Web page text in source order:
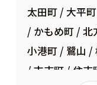
太田町 / 大平
/ かもめ町 / 北
小港町 / 鷺山 /
/ 末吉町 / 住吉